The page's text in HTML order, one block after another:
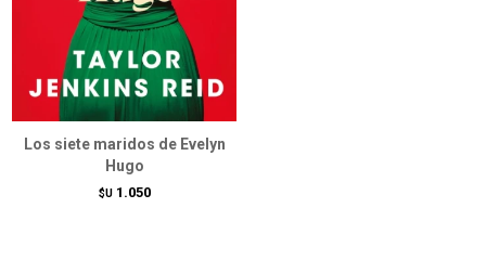
Los siete maridos de Evelyn
Hugo
$U 1.050